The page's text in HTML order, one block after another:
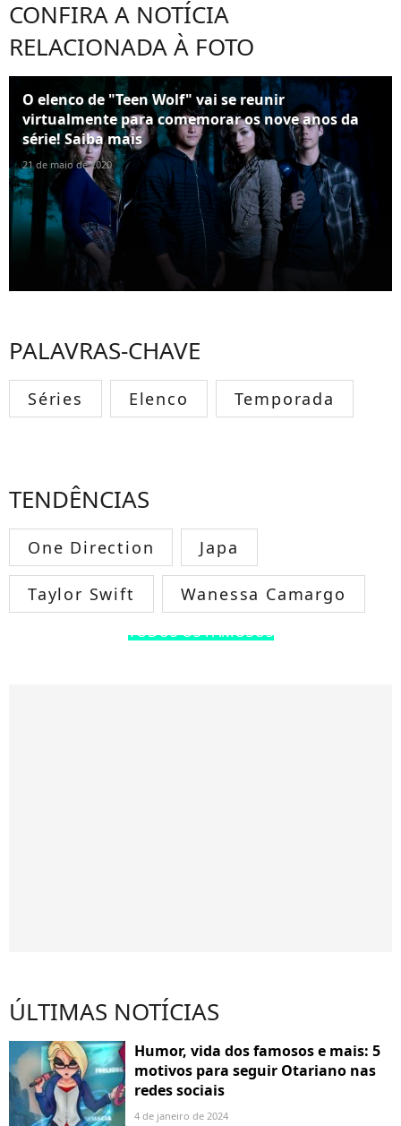
CONFIRA A NOTÍCIA
RELACIONADA À FOTO
O elenco de "Teen Wolf" vai se reunir
virtualmente para comemorar os nove anos da
série! Saiba mais
21 de maio de 2020
PALAVRAS-CHAVE
Séries Elenco Temporada
TENDÊNCIAS
One Direction Japa
Taylor Swift Wanessa Camargo
TODOS OS FAMOSOS
ÚLTIMAS NOTÍCIAS
Humor, vida dos famosos e mais: 5
motivos para seguir Otariano nas
redes sociais
4 de janeiro de 2024